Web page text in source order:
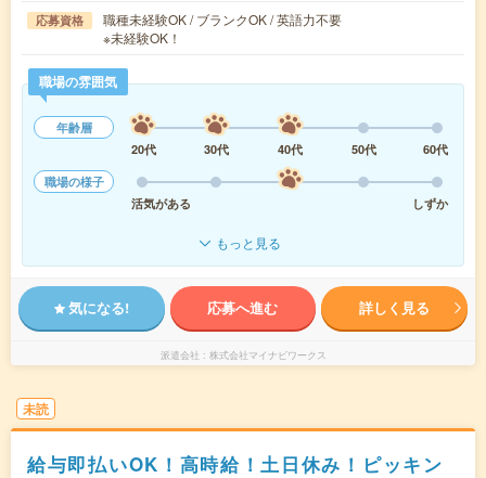
応募資格
職種未経験OK / ブランクOK / 英語力不要
※未経験OK！
職場の雰囲気
年齢層
20代
30代 40代 50代
60代
職場の様子
活気がある
しずか
もっと見る
気になる! 応募へ進む 詳しく見る
派遣会社 株式会社マイナビワークス
未読
給与即払いOK！高時給！土日休み！ピッキン